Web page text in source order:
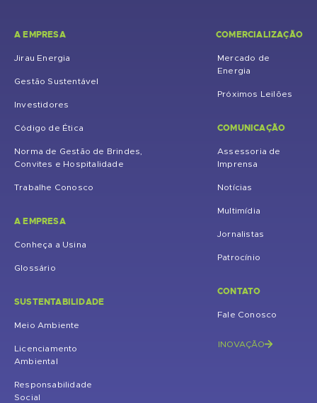
A EMPRESA
Jirau Energia
Gestão Sustentável
Investidores
Código de Ética
Norma de Gestão de Brindes,
Convites e Hospitalidade
Trabalhe Conosco
A EMPRESA
Conheça a Usina
Glossário
SUSTENTABILIDADE
Meio Ambiente
Licenciamento
Ambiental
Responsabilidade
Social
COMERCIALIZAÇÃO
Mercado de
Energia
Próximos Leilões
COMUNICAÇÃO
Assessoria de
Imprensa
Notícias
Multimídia
Jornalistas
Patrocínio
CONTATO
Fale Conosco
INOVAÇÃO